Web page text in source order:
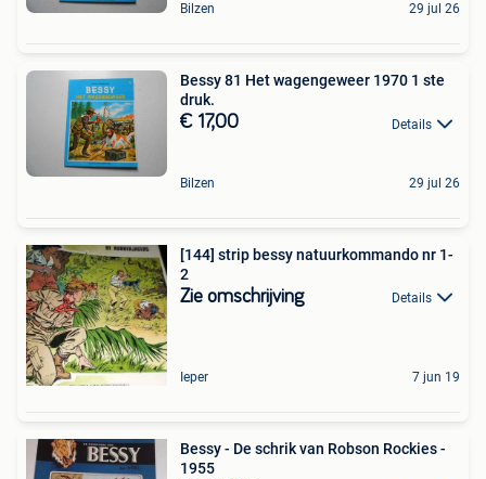
Bilzen 29 jul 26
Bessy 81 Het wagengeweer 1970 1 ste
druk.
€ 17,00 Details
Bilzen 29 jul 26
[144] strip bessy natuurkommando nr 1-
2
Zie omschrijving Details
Ieper 7 jun 19
Bessy - De schrik van Robson Rockies -
1955